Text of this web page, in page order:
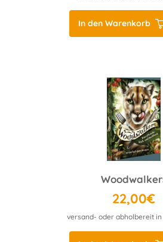
In den Warenkorb
22,00€
versand- oder abholbereit in